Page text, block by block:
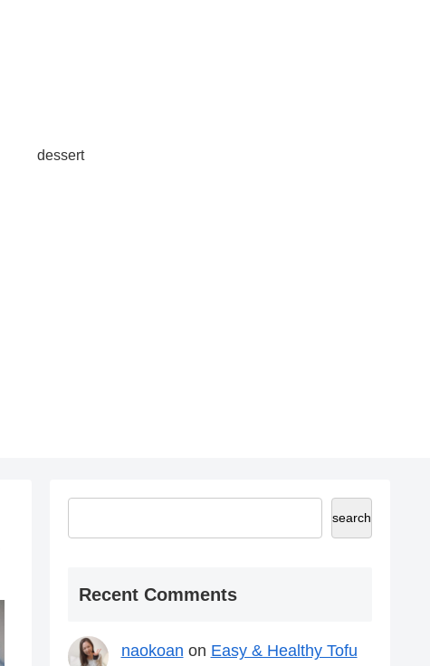
dessert
search
Recent Comments
naokoan on Easy & Healthy Tofu